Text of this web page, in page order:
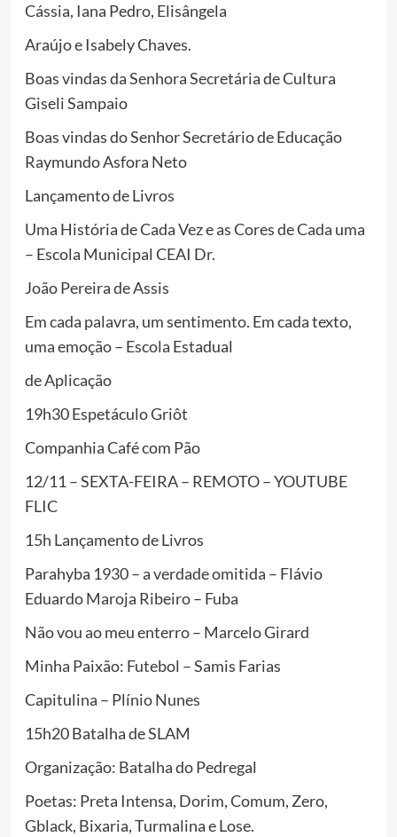
Cássia, Iana Pedro, Elisângela
Araújo e Isabely Chaves.
Boas vindas da Senhora Secretária de Cultura
Giseli Sampaio
Boas vindas do Senhor Secretário de Educação
Raymundo Asfora Neto
Lançamento de Livros
Uma História de Cada Vez e as Cores de Cada uma
– Escola Municipal CEAI Dr.
João Pereira de Assis
Em cada palavra, um sentimento. Em cada texto,
uma emoção – Escola Estadual
de Aplicação
19h30 Espetáculo Griôt
Companhia Café com Pão
12/11 – SEXTA-FEIRA – REMOTO – YOUTUBE
FLIC
15h Lançamento de Livros
Parahyba 1930 – a verdade omitida – Flávio
Eduardo Maroja Ribeiro – Fuba
Não vou ao meu enterro – Marcelo Girard
Minha Paixão: Futebol – Samis Farias
Capitulina – Plínio Nunes
15h20 Batalha de SLAM
Organização: Batalha do Pedregal
Poetas: Preta Intensa, Dorim, Comum, Zero,
Gblack, Bixaria, Turmalina e Lose.